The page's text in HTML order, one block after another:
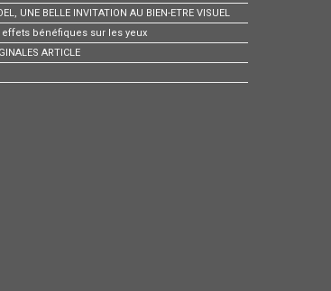
UNE BELLE INVITATION AU BIEN-ETRE VISUEL
bénéfiques sur les yeux
ARTICLE